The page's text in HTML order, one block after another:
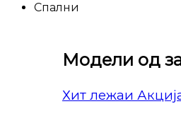
Спални
Модели од
Хит лежаи